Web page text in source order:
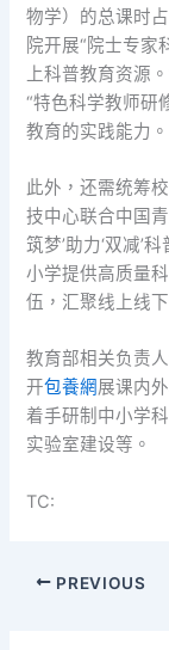
物学）的总课时
院开展“院士专家
上科普教育资源
“特色科学教师研
教育的实践能力。
此外，还需统筹
技中心联合中国
筑梦’助力‘双减’
小学提供高质量
伍，汇聚线上线
教育部相关负责
开包養網展课内
着手研制中小学
实验室建设等。
TC:
PREVIOUS